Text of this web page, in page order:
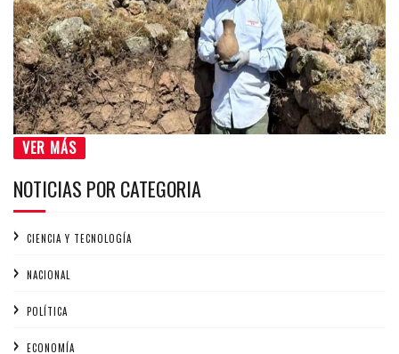
VER MÁS
NOTICIAS POR CATEGORIA
CIENCIA Y TECNOLOGÍA
NACIONAL
POLÍTICA
ECONOMÍA